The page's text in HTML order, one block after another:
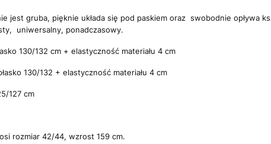
jest gruba, pięknie układa się pod paskiem oraz swobodnie opływa
uniwersalny, ponadczasowy.
130/132 cm + elastyczność materiału 4 cm
130/132 + elastyczność materiału 4 cm
127 cm
rozmiar 42/44, wzrost 159 cm.